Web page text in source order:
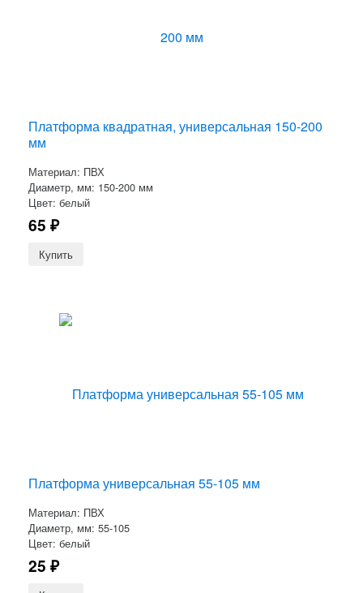
Платформа квадратная, универсальная 150-200
мм
Материал: ПВХ
Диаметр, мм: 150-200 мм
Цвет: белый
65 ₽
Платформа универсальная 55-105 мм
Материал: ПВХ
Диаметр, мм: 55-105
Цвет: белый
25 ₽